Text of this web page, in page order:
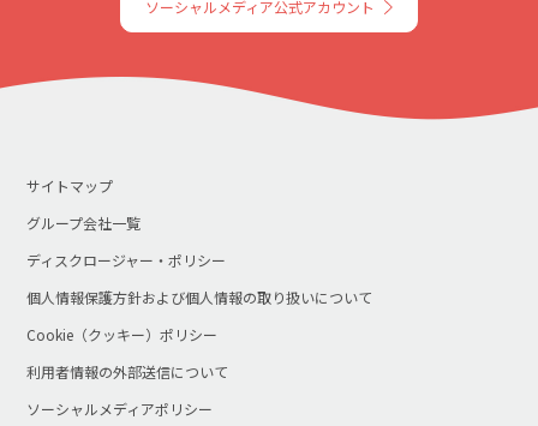
ソーシャルメディア公式アカウント
サイトマップ
グループ会社一覧
ディスクロージャー・ポリシー
個人情報保護方針および個人情報の取り扱いについて
Cookie（クッキー）ポリシー
利用者情報の外部送信について
ソーシャルメディアポリシー